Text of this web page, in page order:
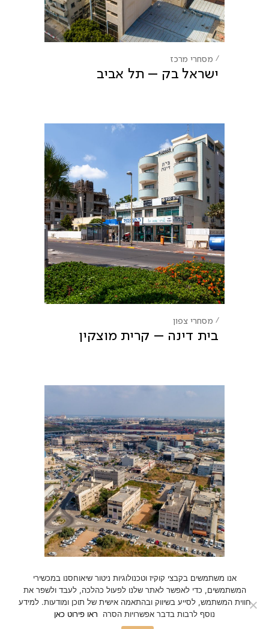
מסחרי מרכז
ישראל בק – תל אביב
מסחרי צפון
בית דינה – קרית מוצקין
מסחרי צפון
בונה אליעזר – צ'ק פוסט
אנו משתמשים בקבצי קוקיז וטכנולוגיות ניטור שיאוחסנו במכשירי
המשתמשים, כדי לאפשר לאתר שלנו לפעול כהלכה, לעבד ולשפר את
חווית המשתמש, לסייע בשיווק ובהתאמה אישית של תוכן ומודעות. למידע
נוסף לרבות בדבר אפשרויות הסרה ראו פירוט כאן